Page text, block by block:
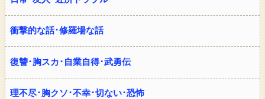
衝撃的な話･修羅場な話
復讐･胸スカ･自業自得･武勇伝
理不尽･胸クソ･不幸･切ない･恐怖